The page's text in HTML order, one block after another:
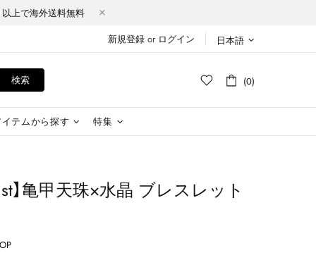
以上で海外送料無料
新規登録 or ログイン 日本語
検索 (0)
イテムから探す 特集
】亀甲天珠×水晶 ​ブレスレット